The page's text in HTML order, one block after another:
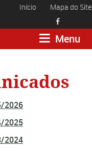
Início Mapa do Site

Menu
2026
2025
2024